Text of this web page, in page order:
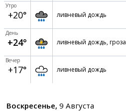
Утро
+20° ливневый дождь
День
+24° ливневый дождь, гроза
Вечер
+17° ливневый дождь
Воскресенье, 9 Августа